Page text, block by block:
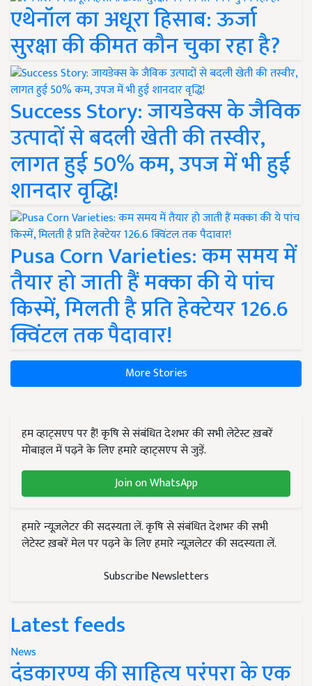
एथेनॉल का अधूरा हिसाब: ऊर्जा
सुरक्षा की कीमत कौन चुका रहा है?
Success Story: जायडेक्स के जैविक
उत्पादों से बदली खेती की तस्वीर,
लागत हुई 50% कम, उपज में भी हुई
शानदार वृद्धि!
Pusa Corn Varieties: कम समय में
तैयार हो जाती हैं मक्का की ये पांच
किस्में, मिलती है प्रति हेक्टेयर 126.6
क्विंटल तक पैदावार!
More Stories
हम व्हाट्सएप पर हैं! कृषि से संबंधित देशभर की सभी लेटेस्ट ख़बरें
मोबाइल में पढ़ने के लिए हमारे व्हाट्सएप से जुड़ें.
Join on WhatsApp
हमारे न्यूज़लेटर की सदस्यता लें. कृषि से संबंधित देशभर की सभी
लेटेस्ट ख़बरें मेल पर पढ़ने के लिए हमारे न्यूज़लेटर की सदस्यता लें.
Subscribe Newsletters
Latest feeds
News
दंडकारण्य की साहित्य परंपरा के एक